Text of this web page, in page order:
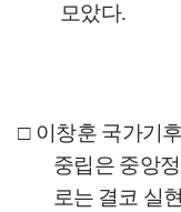
모았다.
□ 이창훈 국가기
중립은 중앙
로는 결코 실